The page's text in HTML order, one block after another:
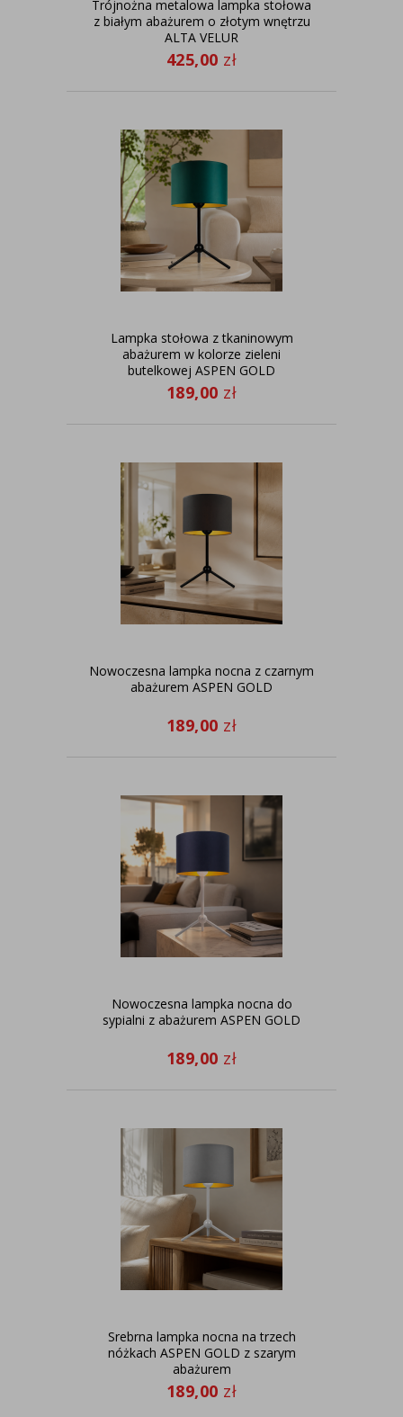
Trójnożna metalowa lampka stołowa
z białym abażurem o złotym wnętrzu
ALTA VELUR
425,00 zł
Lampka stołowa z tkaninowym
abażurem w kolorze zieleni
butelkowej ASPEN GOLD
189,00 zł
Nowoczesna lampka nocna z czarnym
abażurem ASPEN GOLD
189,00 zł
Nowoczesna lampka nocna do
sypialni z abażurem ASPEN GOLD
189,00 zł
Srebrna lampka nocna na trzech
nóżkach ASPEN GOLD z szarym
abażurem
189,00 zł